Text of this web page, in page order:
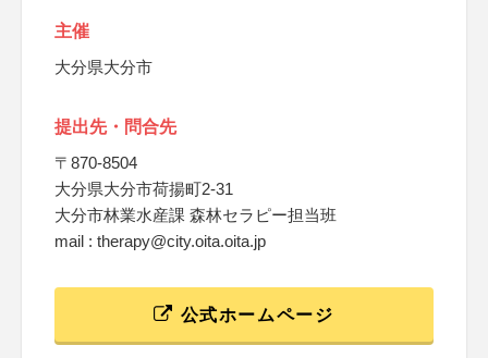
主催
大分県大分市
提出先・問合先
〒870-8504
大分県大分市荷揚町2-31
大分市林業水産課 森林セラピー担当班
mail : therapy@city.oita.oita.jp
公式ホームページ